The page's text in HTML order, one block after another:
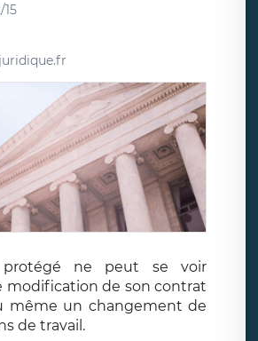
protégé ne peut se voir
modification de son contrat
même un changement de
de travail.